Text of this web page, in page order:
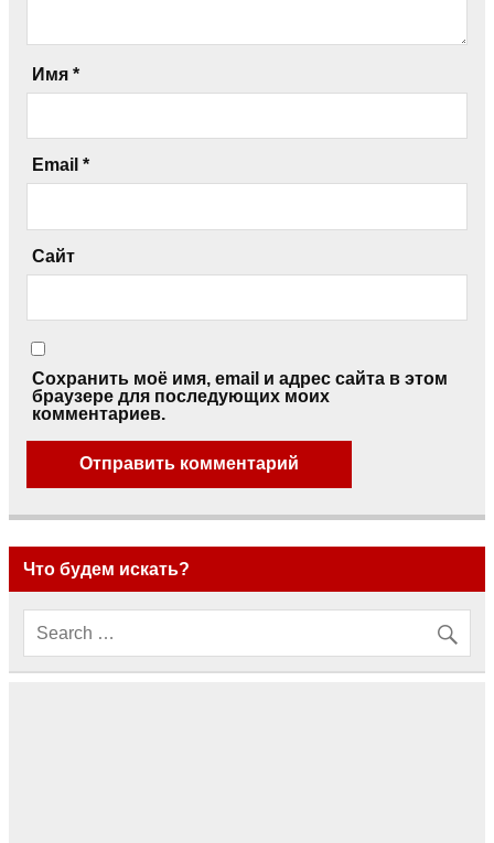
Имя *
Email *
Сайт
Сохранить моё имя, email и адрес сайта в этом
браузере для последующих моих
комментариев.
Что будем искать?